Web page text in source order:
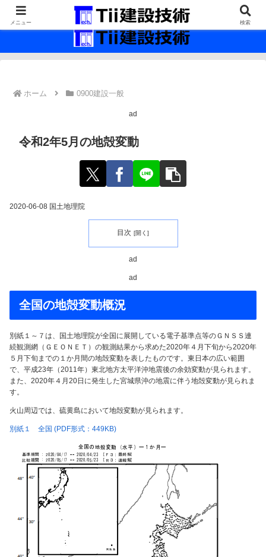
最新の建設技術の情報インフラ。
ホーム 0900建設一般
ad
令和2年5月の地殻変動
2020-06-08 国土地理院
目次
ad
ad
全国の地殻変動概況
別紙１～７は、国土地理院が全国に展開している電子基準点等のＧＮＳＳ連
続観測網（ＧＥＯＮＥＴ）の観測結果から求めた2020年４月下旬から2020年
５月下旬までの１か月間の地殻変動を表したものです。東日本の広い範囲
で、平成23年（2011年）東北地方太平洋沖地震後の余効変動が見られます。
また、2020年４月20日に発生した宮城県沖の地震に伴う地殻変動が見られま
す。
火山周辺では、硫黄島において地殻変動が見られます。
別紙１ 全国 (PDF形式：449KB)
メニュー 検索